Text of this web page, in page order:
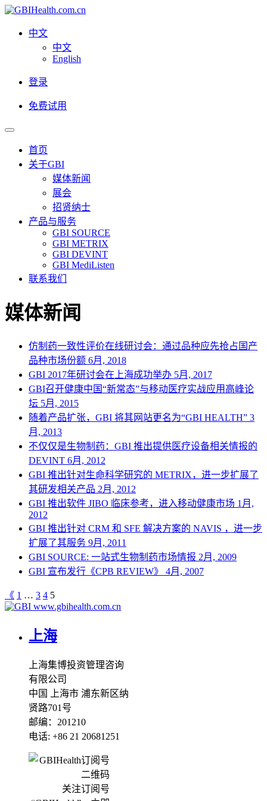
中文
中文
English
登录
免费试用
首页
关于GBI
媒体新闻
展会
招贤纳士
产品与服务
GBI SOURCE
GBI METRIX
GBI DEVINT
GBI MediListen
联系我们
媒体新闻
仿制药一致性评价在线研讨会：通过品种应先抢占国产
品种市场份额 6月, 2018
GBI 2017年研讨会在上海成功举办 5月, 2017
GBI召开健康中国“新常态”与移动医疗实战应用高峰论
坛 5月, 2015
随着产品扩张，GBI 将其网站更名为“GBI HEALTH” 3
月, 2013
不仅仅是生物制药：GBI 推出提供医疗设备相关情报的
DEVINT 6月, 2012
GBI 推出针对生命科学研究的 METRIX，进一步扩展了
其研发相关产品 2月, 2012
GBI 推出软件 JIBO 临床参考，进入移动健康市场 1月,
2012
GBI 推出针对 CRM 和 SFE 解决方案的 NAVIS ，进一步
扩展了其服务 9月, 2011
GBI SOURCE: 一站式生物制药市场情报 2月, 2009
GBI 宣布发行《CPB REVIEW》 4月, 2007
《 1 … 3 4 5
www.gbihealth.com.cn
上海
上海集博投资管理咨询
有限公司
中国 上海市 浦东新区纳
贤路701号
邮编：201210
电话: +86 21 20681251
关注订阅号